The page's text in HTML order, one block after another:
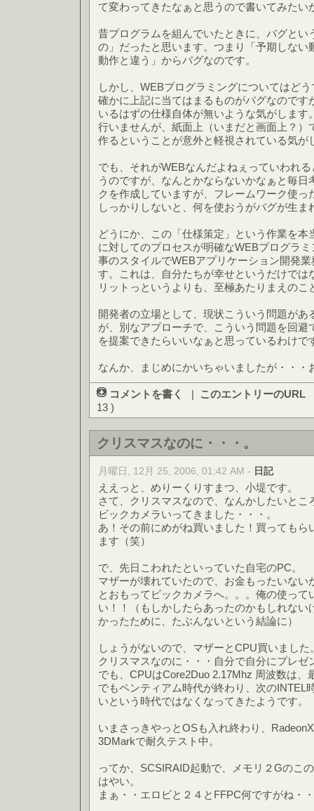
て変わってきたなぁと思うので書いてみたい
昔プログラムを組んでいたときに、バグとい
の」だったと思います。つまり「予期しない
動作と違う」からバグなのです。
しかし、WEBプログラミングについてはど
確かに上記に当てはまるものがバグなのです
いるはずの仕様自体が無いような気がします
行いませんが、紙面上（いまだと画面上？）
作るということが意外と軽視されている気が
でも、それがWEBなんだよねぇっていわれ
うのですが、なんとかならないかなぁと毎
クを作成していますが、フレームワーク使
しっかりしないと、何を使おうがバグが生ま
どうにか、この「仕様策定」という作業を
に対してのプロセスが明確なWEBプログラ
事のスタイルでWEBアプリケーション開発
す。これは、自分たちが幸せというだけでは
リットっというよりも、至極あたりまえのこ
開発者の立場として、現状こういう問題があ
が、別なアプローチで、こういう問題を回避
を提案できたらいいなぁと思っているわけで
なんか、まじめにかいちゃいましたが・・・
コメントを書く | このエントリーのURL
13 )
クリスマスなのに・・・。
月曜日, 12月 25, 2006, 01:42 AM - 日記
ええっと、めりーくりすまつ、小堤です。
さて、クリスマスなので、なんかしたいと
ビックカメラいってきました・・・。
あ！その前にめがね買いました！買ってもら
ます（笑）
で、先日こわれたといっていた自宅のPC。
マザーが壊れていたので、お金もったいない
とおもってビックカメラへ。。。俺の使って
い！！（もしかしたらあったのかもしれない
かったために、たぶんないという結論に）
しょうがないので、マザーとCPU買いました
クリスマスなのに・・・自分で自分にプレ
でも、CPUはCore2Duo 2.17Mhz 周波数は、
でもペンティアム時代が終わり、次のINTEL
いという時代ではなくなってきたようです。
いまさっきやっとOSも入れ終わり、
3DMarkで耐久テスト中。
ってか、SCSIRAID起動で、メモリ２Gのこ
はやい。
まぁ・・エロビと２４とFFPC何ですがね・